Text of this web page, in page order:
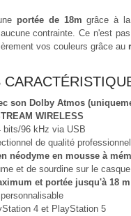
portée de 18m grâce à la
contrainte. Ce n'est
vos couleurs grâce au
son Dolby Atmos
WIRELESS
bits/96 kHz via USB
de qualité professionnel
néodyme en mousse à
et de sourdine sur le casque
et portée jusqu'à 18 m
4 et PlayStation 5